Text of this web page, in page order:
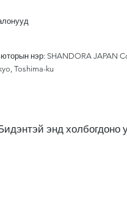
нэр: SHANDORA JAPAN
Toshima-ku
энд холбогдоно